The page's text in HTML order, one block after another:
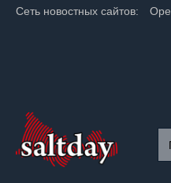
Сеть новостных сайтов: